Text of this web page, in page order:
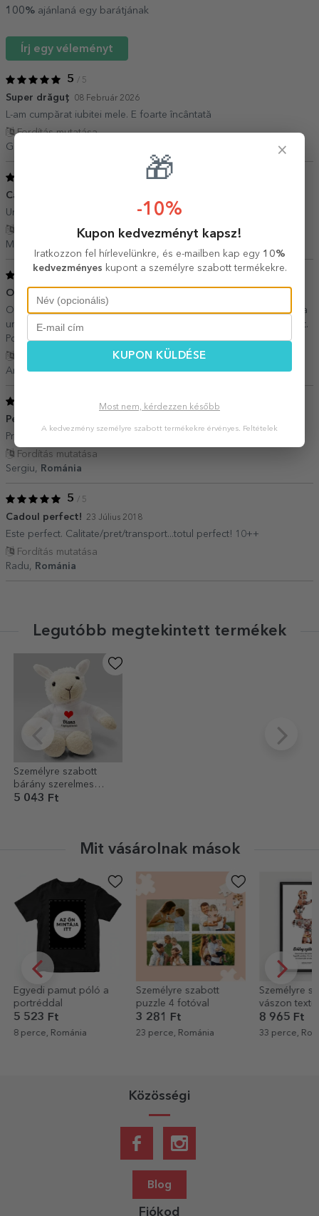
100% ajánlaná egy barátjának
Írj egy véleményt
5 / 5
Super drăguț 08 Február 2026
L-am cumpărat iubitei mele. E foarte încântată
Fordítás mutatása
Gabriel Matei,
Cadou minunat
Un cadou personalizat foarte apreciat!
Fordítás mutatása
Maria P.,
5
O achizitie fun
Ok ideea si realizarea. A venit si repede prin curier. Recomand. Ca
un minus, ar fi putut veni intr-o cutie, mai usor de ambalat si daruit.
Poate introduceti asta ca optiune la cadou! ?
Andrei,Románia
Perfect
Profesioniști ca de obicei
Fordítás mutatása
Sergiu,
Románia
5 / 5
Cadoul perfect! 23 Július 2018
Este perfect. Calitate/pret/transport...totul perfect! 10++
Fordítás mutatása
Radu,
Románia
Legutóbb megtekintett termékek
Személyre szabott
bárány szerelmes
névvel
5 043 Ft
Mit vásárolnak mások
Egyedi pamut póló a
portréddal
5 523 Ft
8 perce, Románia
Személyre szabott
puzzle 4 fotóval
3 281 Ft
23 perce, Románia
Személyre
vászon
fotóval –
8 965 Ft
33 perce,
Közösségi
Blog
Fiókod
×
🎁
-10%
Kupon kedvezményt kapsz!
Iratkozzon fel hírlevelünkre, és e-mailben kap egy 10%
kedvezményes kupont a személyre szabott termékekre.
KUPON KÜLDÉSE
Most nem, kérdezzen később
A kedvezmény személyre szabott termékekre érvényes. Feltételek